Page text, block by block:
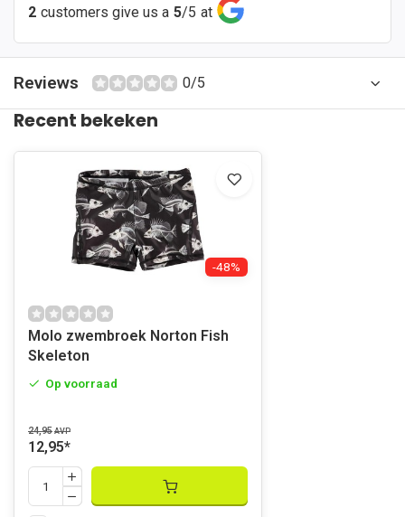
2 customers give us a 5/5 at
Reviews 0/5
Recent bekeken
-48%
Molo zwembroek Norton Fish
Skeleton
Op voorraad
24,95 AVP
12,95*